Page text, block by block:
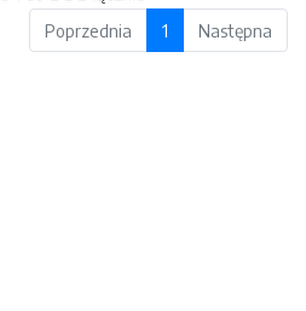
Poprzednia
1 Następna